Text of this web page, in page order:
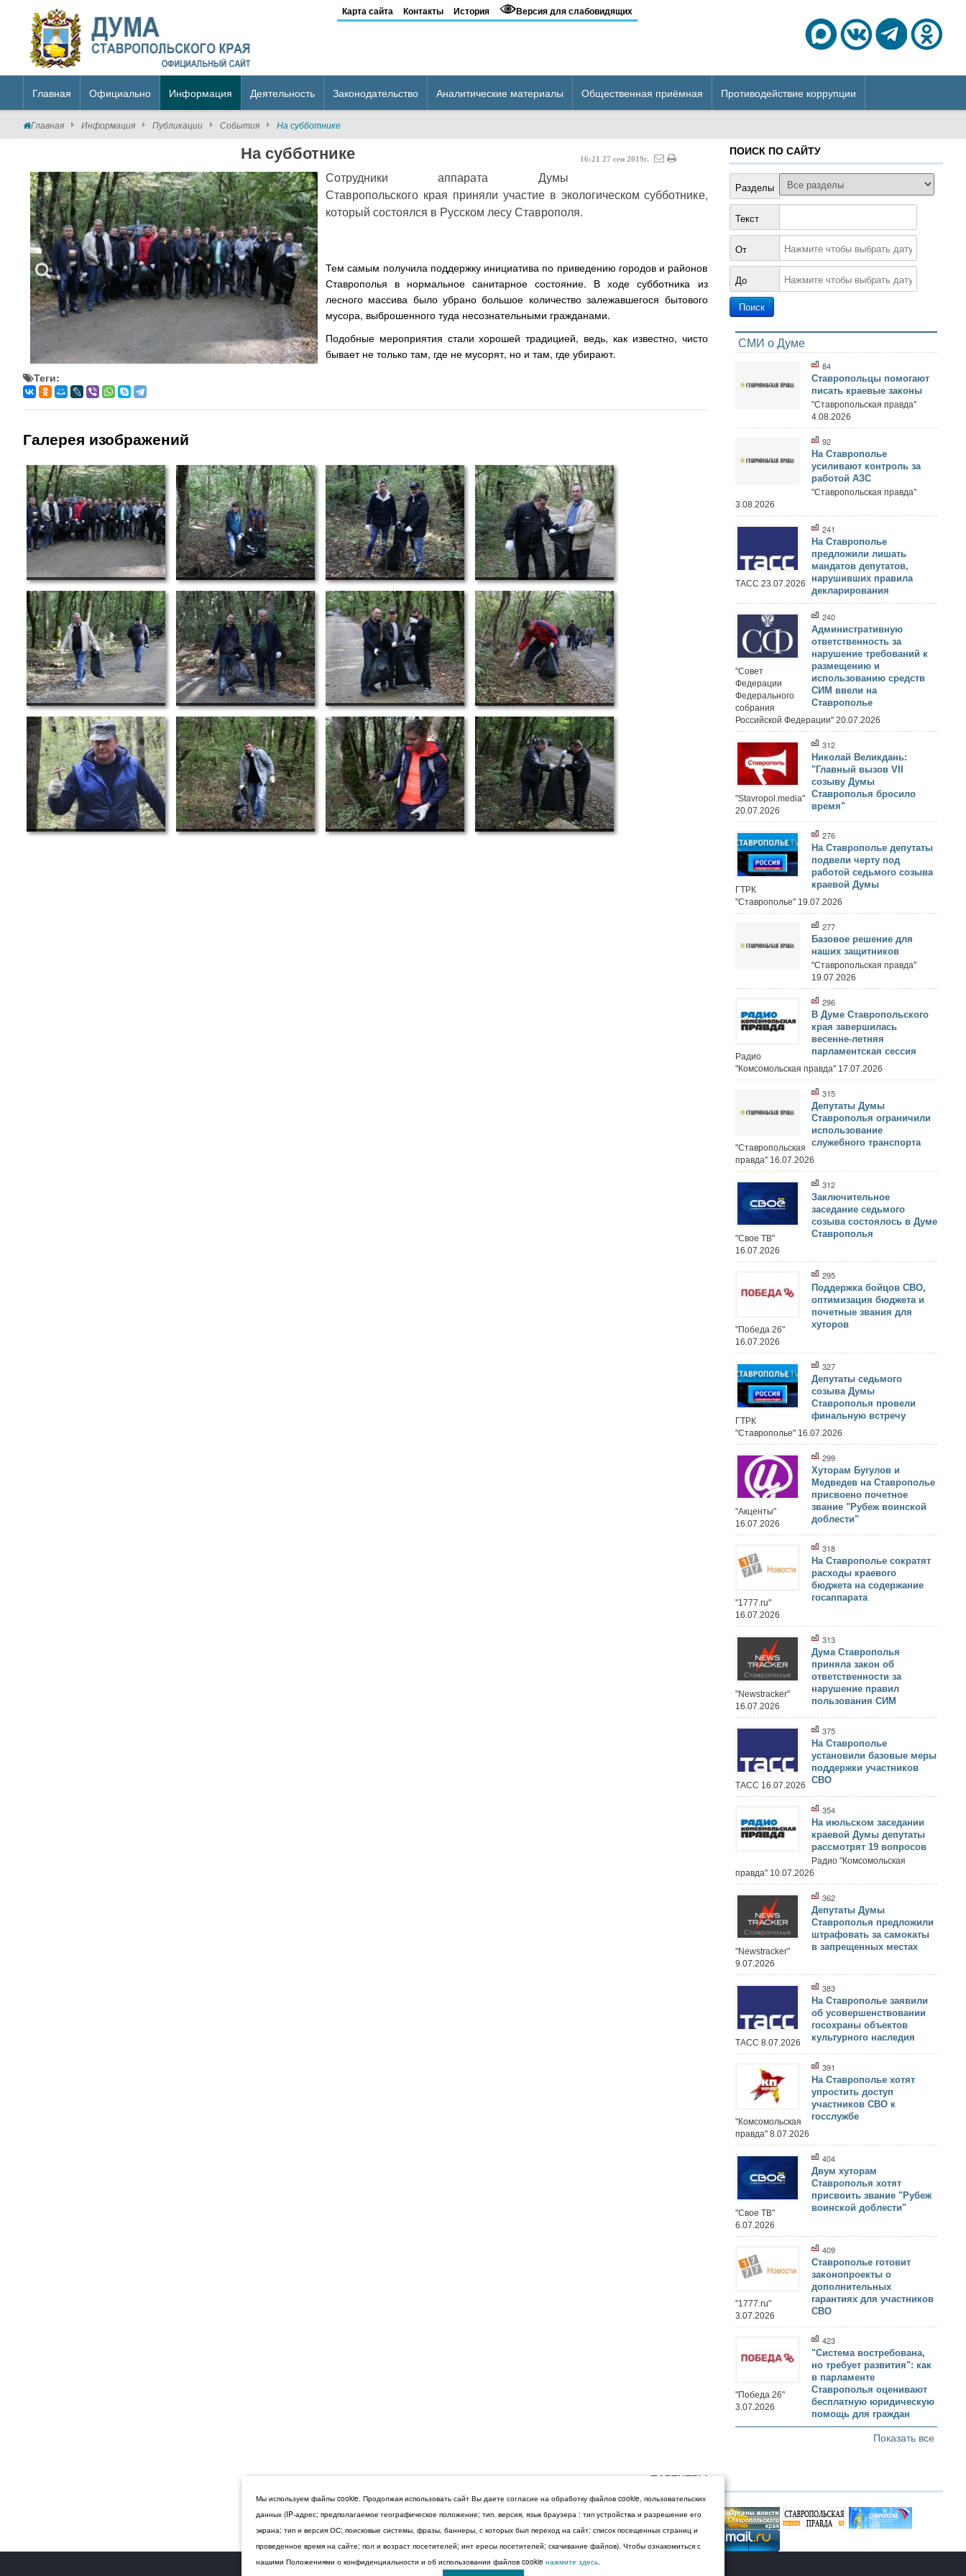
Карта сайта Контакты История Версия для слабовидящих
Главная Официально Информация Деятельность Законодательство Аналитические материалы Общественная приёмная Противодействие коррупции
Главная Информация Публикации События На субботнике
На субботнике 16:21 27 сен 2019г.
Сотрудники аппарата Думы
Ставропольского края приняли участие в экологическом субботнике,
который состоялся в Русском лесу Ставрополя.
Тем самым получила поддержку инициатива по приведению городов и районов
Ставрополья в нормальное санитарное состояние. В ходе субботника из
лесного массива было убрано большое количество залежавшегося бытового
мусора, выброшенного туда несознательными гражданами.
Подобные мероприятия стали хорошей традицией, ведь, как известно, чисто
бывает не только там, где не мусорят, но и там, где убирают.
Теги:
Галерея изображений
ПОИСК ПО САЙТУ
Разделы
Текст
От
До
СМИ о Думе
84
Ставропольцы помогают
писать краевые законы
"Ставропольская правда"
4.08.2026
92
На Ставрополье
усиливают контроль за
работой АЗС
"Ставропольская правда"
3.08.2026
241
На Ставрополье
предложили лишать
мандатов депутатов,
нарушивших правила
декларирования
ТАСС 23.07.2026
240
Административную
ответственность за
нарушение требований к
размещению и
использованию средств
СИМ ввели на
Ставрополье
"Совет
Федерации
Федерального
собрания
Российской Федерации" 20.07.2026
312
Николай Великдань:
"Главный вызов VII
созыву Думы
Ставрополья бросило
время"
"Stavropol.media"
20.07.2026
276
На Ставрополье депутаты
подвели черту под
работой седьмого созыва
краевой Думы
ГТРК
"Ставрополье" 19.07.2026
277
Базовое решение для
наших защитников
"Ставропольская правда"
19.07.2026
296
В Думе Ставропольского
края завершилась
весенне-летняя
парламентская сессия
Радио
"Комсомольская правда" 17.07.2026
315
Депутаты Думы
Ставрополья ограничили
использование
служебного транспорта
"Ставропольская
правда" 16.07.2026
312
Заключительное
заседание седьмого
созыва состоялось в Думе
Ставрополья
"Свое ТВ"
16.07.2026
295
Поддержка бойцов СВО,
оптимизация бюджета и
почетные звания для
хуторов
"Победа 26"
16.07.2026
327
Депутаты седьмого
созыва Думы
Ставрополья провели
финальную встречу
ГТРК
"Ставрополье" 16.07.2026
299
Хуторам Бугулов и
Медведев на Ставрополье
присвоено почетное
звание "Рубеж воинской
доблести"
"Акценты"
16.07.2026
318
На Ставрополье сократят
расходы краевого
бюджета на содержание
госаппарата
"1777.ru"
16.07.2026
313
Дума Ставрополья
приняла закон об
ответственности за
нарушение правил
пользования СИМ
"Newstracker"
16.07.2026
375
На Ставрополье
установили базовые меры
поддержки участников
СВО
ТАСС 16.07.2026
354
На июльском заседании
краевой Думы депутаты
рассмотрят 19 вопросов
Радио "Комсомольская
правда" 10.07.2026
362
Депутаты Думы
Ставрополья предложили
штрафовать за самокаты
в запрещенных местах
"Newstracker"
9.07.2026
383
На Ставрополье заявили
об усовершенствовании
госохраны объектов
культурного наследия
ТАСС 8.07.2026
391
На Ставрополье хотят
упростить доступ
участников СВО к
госслужбе
"Комсомольская
правда" 8.07.2026
404
Двум хуторам
Ставрополья хотят
присвоить звание "Рубеж
воинской доблести"
"Свое ТВ"
6.07.2026
409
Ставрополье готовит
законопроекты о
дополнительных
гарантиях для участников
СВО
"1777.ru"
3.07.2026
423
"Система востребована,
но требует развития": как
в парламенте
Ставрополья оценивают
бесплатную юридическую
помощь для граждан
"Победа 26"
3.07.2026
Показать все
ПАРТНЕРЫ
© 2026 Дума Ставропольского края.
Мы используем файлы cookie. Продолжая использовать сайт Вы даете согласие на обработку файлов cookie, пользовательских
данных (IP-адрес; предполагаемое географическое положение; тип. версия, язык браузера : тип устройства и разрешение его
экрана; тип и версия ОС; поисковые системы, фразы, баннеры, с которых был переход на сайт: список посещенных страниц и
проведенное время на сайте; пол и возраст посетителей; инт ересы посетителей; скачивание файлов). Чтобы ознакомиться с
нашими Положениями о конфиденциальности и об использовании файлов cookie нажмите здесь.